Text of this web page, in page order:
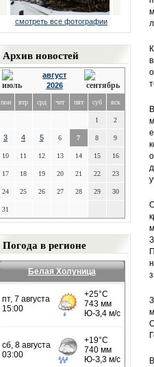
смотреть все фотографии
Архив новостей
август
2026
пон втр срд чет пят суб вск
1 2
3 4 5 6 7 8 9
10 11 12 13 14 15 16
17 18 19 20 21 22 23
24 25 26 27 28 29 30
31
Погода в регионе
Белая Холуница